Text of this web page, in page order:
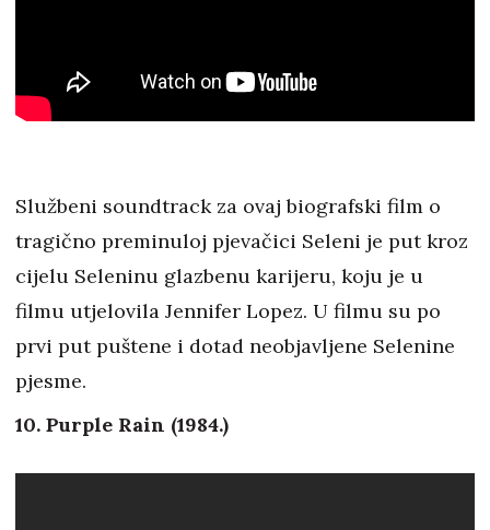
Službeni soundtrack za ovaj biografski film o
tragično preminuloj pjevačici Seleni je put kroz
cijelu Seleninu glazbenu karijeru, koju je u
filmu utjelovila Jennifer Lopez. U filmu su po
prvi put puštene i dotad neobjavljene Selenine
pjesme.
10. Purple Rain (1984.)